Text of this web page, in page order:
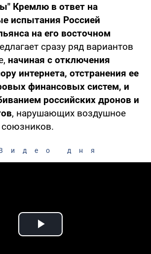
Кремлю в ответ на
испытания Россией
на его восточном
сразу ряд вариантов
начиная с отключения
интернета, отстранения ее
финансовых систем, и
российских дронов и
, нарушающих воздушное
союзников.
дня
Play Video